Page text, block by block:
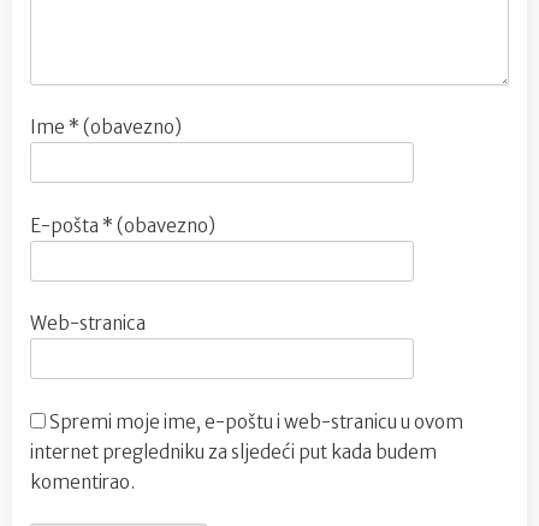
Ime * (obavezno)
E-pošta * (obavezno)
Web-stranica
Spremi moje ime, e-poštu i web-stranicu u ovom
internet pregledniku za sljedeći put kada budem
komentirao.